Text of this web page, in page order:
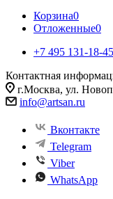
Корзина0
Отложенные0
+7 495 131-18-45
Контактная
г.Москва, ул.
info@artsan.ru
Вконтакте
Telegram
Viber
WhatsApp